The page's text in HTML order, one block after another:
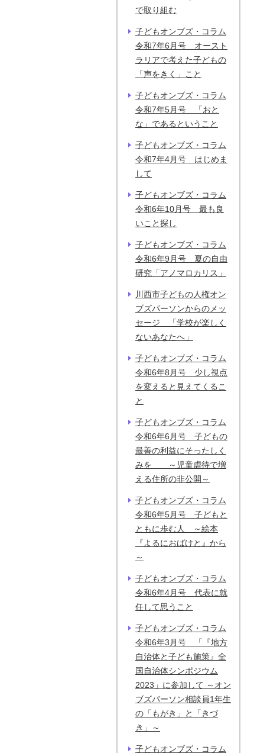
で取り組む
子どもオンブズ・コラム
令和7年6月号 オースト
ラリアで考えた子どもの
「声をきく」こと
子どもオンブズ・コラム
令和7年5月号 「おと
な」であるということ
子どもオンブズ・コラム
令和7年4月号 はじめま
して
子どもオンブズ・コラム
令和6年10月号 最も良
いこと探し
子どもオンブズ・コラム
令和6年9月号 夏の自由
研究「アノマロカリス」
川西市子どもの人権オン
ブズパーソンからのメッ
セージ 「学校が楽しく
ないあなたへ」
子どもオンブズ・コラム
令和6年8月号 少し視点
を変えると見えてくるこ
と
子どもオンブズ・コラム
令和6年6月号 子どもの
最善の利益にそったしく
みを ～児童虐待で増
える住所の非公開～
子どもオンブズ・コラム
令和6年5月号 子どもと
ともに歩む人 ～絵本
『よるにおばけと』から
～
子どもオンブズ・コラム
令和6年4月号 代表に就
任して思うこと
子どもオンブズ・コラム
令和6年3月号 「『地方
自治体と子ども施策』全
国自治体シンポジウム
2023」に参加して ～オン
ブズパーソン相談員1年生
の「もがき」と「きづ
き」～
子どもオンブズ・コラム